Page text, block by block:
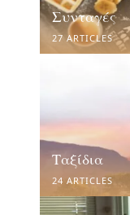
Συνταγές
27 ARTICLES
Ταξίδια
24 ARTICLES